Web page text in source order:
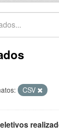
CSV